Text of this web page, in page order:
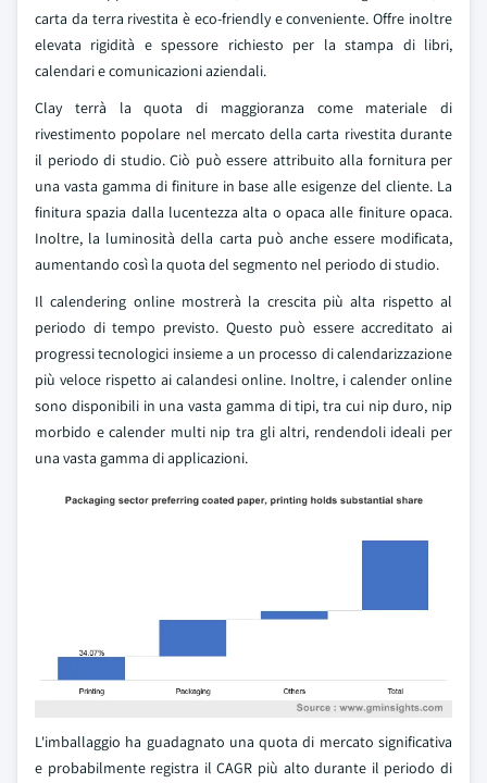
carta da terra rivestita è eco-friendly e conveniente. Offre inoltre
elevata rigidità e spessore richiesto per la stampa di libri,
calendari e comunicazioni aziendali.
Clay terrà la quota di maggioranza come materiale di
rivestimento popolare nel mercato della carta rivestita durante
il periodo di studio. Ciò può essere attribuito alla fornitura per
una vasta gamma di finiture in base alle esigenze del cliente. La
finitura spazia dalla lucentezza alta o opaca alle finiture opaca.
Inoltre, la luminosità della carta può anche essere modificata,
aumentando così la quota del segmento nel periodo di studio.
Il calendering online mostrerà la crescita più alta rispetto al
periodo di tempo previsto. Questo può essere accreditato ai
progressi tecnologici insieme a un processo di calendarizzazione
più veloce rispetto ai calandesi online. Inoltre, i calender online
sono disponibili in una vasta gamma di tipi, tra cui nip duro, nip
morbido e calender multi nip tra gli altri, rendendoli ideali per
una vasta gamma di applicazioni.
L'imballaggio ha guadagnato una quota di mercato significativa
e probabilmente registra il CAGR più alto durante il periodo di